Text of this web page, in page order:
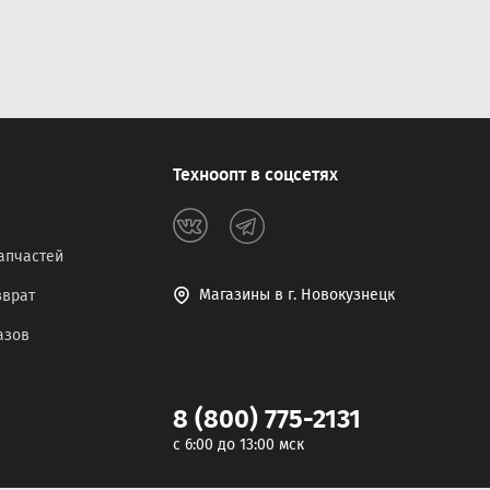
Техноопт в соцсетях
Магазины в г. Новокузнецк
8 (800) 775-2131
c 6:00 до 13:00 мск